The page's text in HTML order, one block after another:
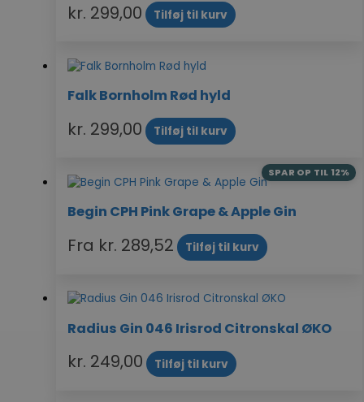
kr. 299,00 Tilføj til kurv
Falk Bornholm Rød hyld
kr. 299,00 Tilføj til kurv
SPAR OP TIL 12%
Begin CPH Pink Grape & Apple Gin
Fra kr. 289,52 Tilføj til kurv
Radius Gin 046 Irisrod Citronskal ØKO
kr. 249,00 Tilføj til kurv